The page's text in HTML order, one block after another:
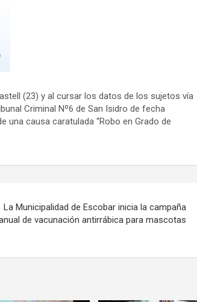
(23) y al cursar los datos de los sujetos vía
Criminal Nº6 de San Isidro de fecha
causa caratulada “Robo en Grado de
La Municipalidad de Escobar inicia la campaña
de vacunación antirrábica para mascotas